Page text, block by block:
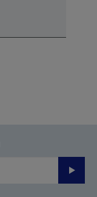
Enviar